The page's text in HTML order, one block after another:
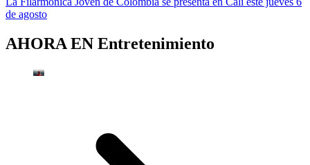
de agosto
AHORA EN Entretenimiento